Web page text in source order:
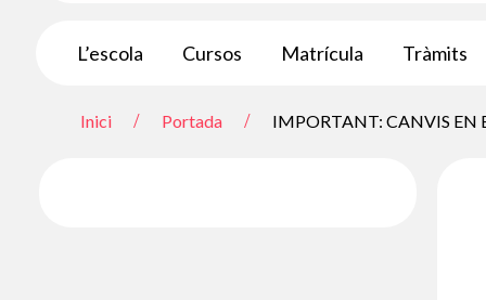
L’escola Cursos Matrícula Tràmits
Inici Portada IMPORTANT: CANVIS EN